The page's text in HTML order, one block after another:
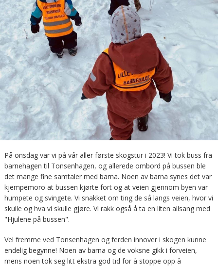
På onsdag var vi på vår aller første skogstur i 2023! Vi tok buss fra
barnehagen til Tonsenhagen, og allerede ombord på bussen ble
det mange fine samtaler med barna. Noen av barna synes det var
kjempemoro at bussen kjørte fort og at veien gjennom byen var
humpete og svingete. Vi snakket om ting de så langs veien, hvor vi
skulle og hva vi skulle gjøre. Vi rakk også å ta en liten allsang med
"Hjulene på bussen".
Vel fremme ved Tonsenhagen og ferden innover i skogen kunne
endelig begynne! Noen av barna og de voksne gikk i forveien,
mens noen tok seg litt ekstra god tid for å stoppe opp å